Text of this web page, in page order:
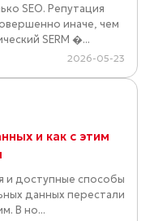
SEO. Репутация
иначе, чем
SERM �...
2026-05-23
и как с этим
и доступные способы
данных перестали
В но...